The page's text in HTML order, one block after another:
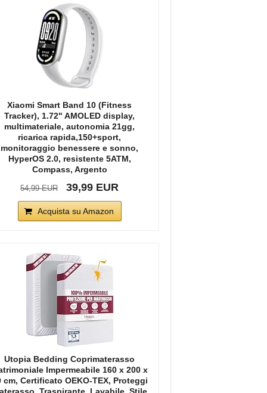
Xiaomi Smart Band 10 (Fitness
Tracker), 1.72" AMOLED display,
multimateriale, autonomia 21gg,
ricarica rapida,150+sport,
monitoraggio benessere e sonno,
HyperOS 2.0, resistente 5ATM,
Compass, Argento
54,99 EUR 39,99 EUR
Acquista su Amazon
Utopia Bedding Coprimaterasso
Impermeabile 160 x 200 x
cm, Certificato OEKO-TEX, Proteggi